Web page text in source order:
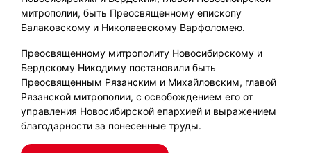
митрополии, быть Преосвященному епископу
Балаковскому и Николаевскому Варфоломею.
Преосвященному митрополиту Новосибирскому и
Бердскому Никодиму постановили быть
Преосвященным Рязанским и Михайловским, главой
Рязанской митрополии, с освобождением его от
управления Новосибирской епархией и выражением
благодарности за понесенные труды.